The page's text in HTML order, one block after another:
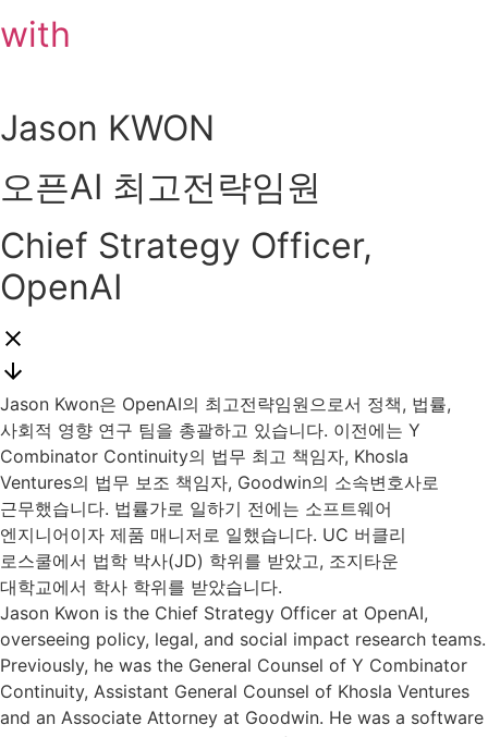
with
Jason KWON
오픈AI 최고전략임원
Chief Strategy Officer,
OpenAI
Jason Kwon은 OpenAI의 최고전략임원으로서 정책, 법률,
사회적 영향 연구 팀을 총괄하고 있습니다. 이전에는 Y
Combinator Continuity의 법무 최고 책임자, Khosla
Ventures의 법무 보조 책임자, Goodwin의 소속변호사로
근무했습니다. 법률가로 일하기 전에는 소프트웨어
엔지니어이자 제품 매니저로 일했습니다. UC 버클리
로스쿨에서 법학 박사(JD) 학위를 받았고, 조지타운
대학교에서 학사 학위를 받았습니다.
Jason Kwon is the Chief Strategy Officer at OpenAI,
overseeing policy, legal, and social impact research teams.
Previously, he was the General Counsel of Y Combinator
Continuity, Assistant General Counsel of Khosla Ventures
and an Associate Attorney at Goodwin. He was a software